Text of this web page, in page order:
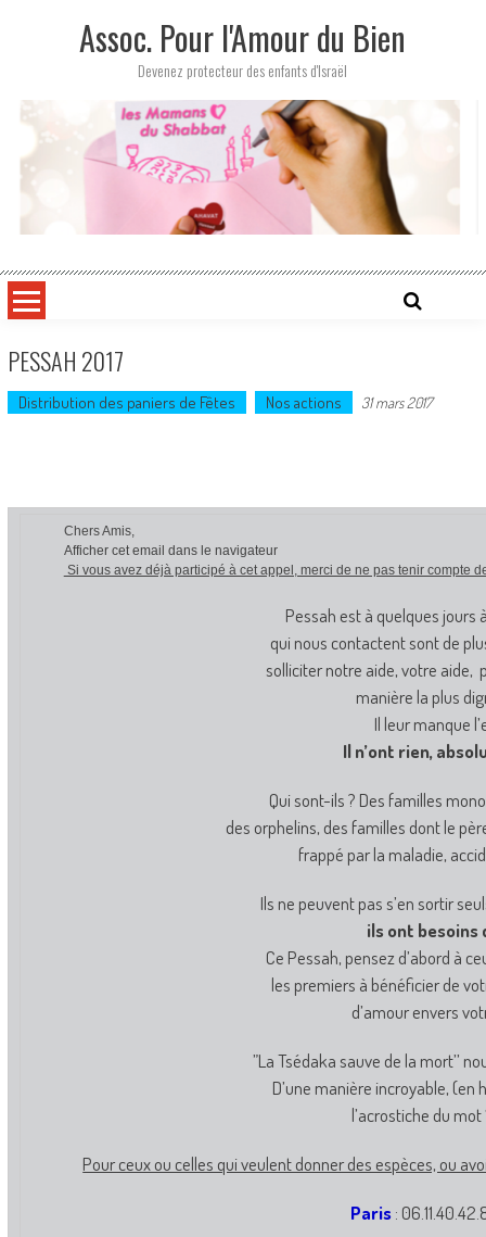
Assoc. Pour l'Amour du Bien
Devenez protecteur des enfants d'Israël
PESSAH 2017
Distribution des paniers de Fêtes Nos actions 31 mars 2017
Chers Amis,
Afficher cet email dans le navigateur
Si vous avez déjà participé à cet appel, merci de ne pas tenir compte
Pessah est à quelques jours
qui nous contactent sont de
solliciter notre aide, votre aide,
manière la plus
Il leur manque
Il n’ont rien,
Qui sont-ils ? Des familles
des orphelins, des familles dont le
frappé par la maladie,
Ils ne peuvent pas s’en sortir
ils ont besoins
Ce Pessah, pensez d’abord à
les premiers à bénéficier de
d’amour envers
”La Tsédaka sauve de la mort’’
D’une manière incroyable,
l’acrostiche du mot
Pour ceux ou celles qui veulent donner des espèces, ou
Paris: